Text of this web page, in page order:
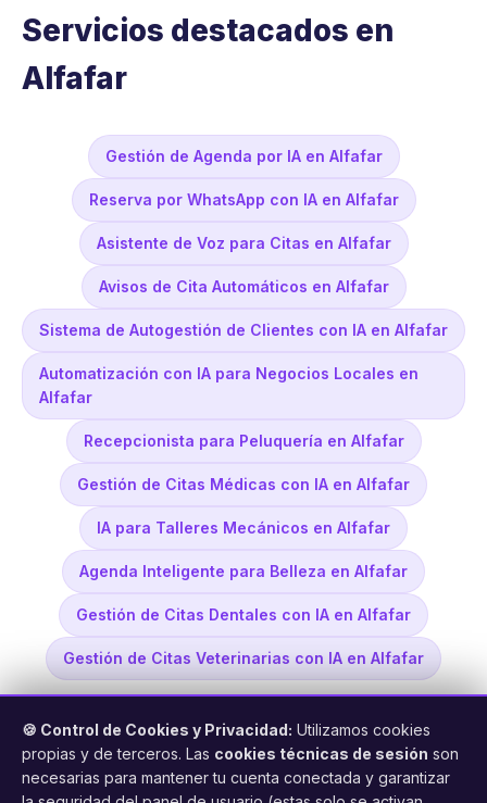
Servicios destacados en
Alfafar
Gestión de Agenda por IA en Alfafar
Reserva por WhatsApp con IA en Alfafar
Asistente de Voz para Citas en Alfafar
Avisos de Cita Automáticos en Alfafar
Sistema de Autogestión de Clientes con IA en Alfafar
Automatización con IA para Negocios Locales en
Alfafar
Recepcionista para Peluquería en Alfafar
Gestión de Citas Médicas con IA en Alfafar
IA para Talleres Mecánicos en Alfafar
Agenda Inteligente para Belleza en Alfafar
Gestión de Citas Dentales con IA en Alfafar
Gestión de Citas Veterinarias con IA en Alfafar
🍪 Control de Cookies y Privacidad: Utilizamos cookies
propias y de terceros. Las cookies técnicas de sesión son
necesarias para mantener tu cuenta conectada y garantizar